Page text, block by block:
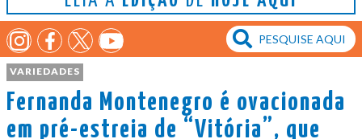
VARIEDADES
Fernanda Montenegro é ovacionada
em pré-estreia de “Vitória”, que